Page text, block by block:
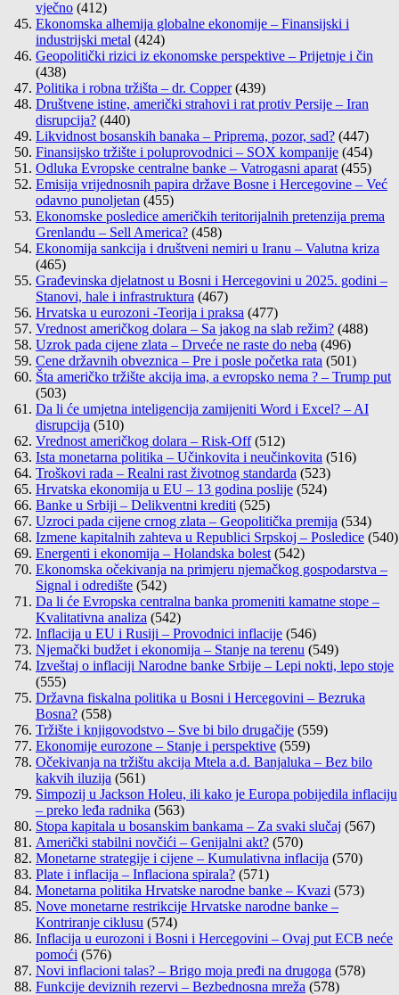
vječno (412)
Ekonomska alhemija globalne ekonomije – Finansijski i
industrijski metal (424)
Geopolitički rizici iz ekonomske perspektive – Prijetnje i čin
(438)
Politika i robna tržišta – dr. Copper (439)
Društvene istine, američki strahovi i rat protiv Persije – Iran
disrupcija? (440)
Likvidnost bosanskih banaka – Priprema, pozor, sad? (447)
Finansijsko tržište i poluprovodnici – SOX kompanije (454)
Odluka Evropske centralne banke – Vatrogasni aparat (455)
Emisija vrijednosnih papira države Bosne i Hercegovine – Već
odavno punoljetan (455)
Ekonomske posledice američkih teritorijalnih pretenzija prema
Grenlandu – Sell America? (458)
Ekonomija sankcija i društveni nemiri u Iranu – Valutna kriza
(465)
Građevinska djelatnost u Bosni i Hercegovini u 2025. godini –
Stanovi, hale i infrastruktura (467)
Hrvatska u eurozoni -Teorija i praksa (477)
Vrednost američkog dolara – Sa jakog na slab režim? (488)
Uzrok pada cijene zlata – Drveće ne raste do neba (496)
Cene državnih obveznica – Pre i posle početka rata (501)
Šta američko tržište akcija ima, a evropsko nema ? – Trump put
(503)
Da li će umjetna inteligencija zamijeniti Word i Excel? – AI
disrupcija (510)
Vrednost američkog dolara – Risk-Off (512)
Ista monetarna politika – Učinkovita i neučinkovita (516)
Troškovi rada – Realni rast životnog standarda (523)
Hrvatska ekonomija u EU – 13 godina poslije (524)
Banke u Srbiji – Delikventni krediti (525)
Uzroci pada cijene crnog zlata – Geopolitička premija (534)
Izmene kapitalnih zahteva u Republici Srpskoj – Posledice (540)
Energenti i ekonomija – Holandska bolest (542)
Ekonomska očekivanja na primjeru njemačkog gospodarstva –
Signal i odredište (542)
Da li će Evropska centralna banka promeniti kamatne stope –
Kvalitativna analiza (542)
Inflacija u EU i Rusiji – Provodnici inflacije (546)
Njemački budžet i ekonomija – Stanje na terenu (549)
Izveštaj o inflaciji Narodne banke Srbije – Lepi nokti, lepo stoje
(555)
Državna fiskalna politika u Bosni i Hercegovini – Bezruka
Bosna? (558)
Tržište i knjigovodstvo – Sve bi bilo drugačije (559)
Ekonomije eurozone – Stanje i perspektive (559)
Očekivanja na tržištu akcija Mtela a.d. Banjaluka – Bez bilo
kakvih iluzija (561)
Simpozij u Jackson Holeu, ili kako je Europa pobijedila inflaciju
– preko leđa radnika (563)
Stopa kapitala u bosanskim bankama – Za svaki slučaj (567)
Američki stabilni novčići – Genijalni akt? (570)
Monetarne strategije i cijene – Kumulativna inflacija (570)
Plate i inflacija – Inflaciona spirala? (571)
Monetarna politika Hrvatske narodne banke – Kvazi (573)
Nove monetarne restrikcije Hrvatske narodne banke –
Kontriranje ciklusu (574)
Inflacija u eurozoni i Bosni i Hercegovini – Ovaj put ECB neće
pomoći (576)
Novi inflacioni talas? – Brigo moja pređi na drugoga (578)
Funkcije deviznih rezervi – Bezbednosna mreža (578)